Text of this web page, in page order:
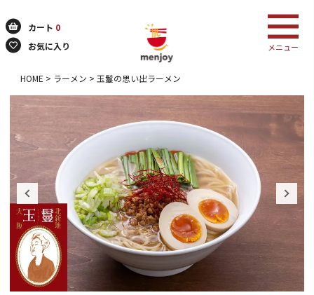
カート 0
お気に入り
メニュー
HOME ラーメン 玉鬘の思い出ラーメン
検索